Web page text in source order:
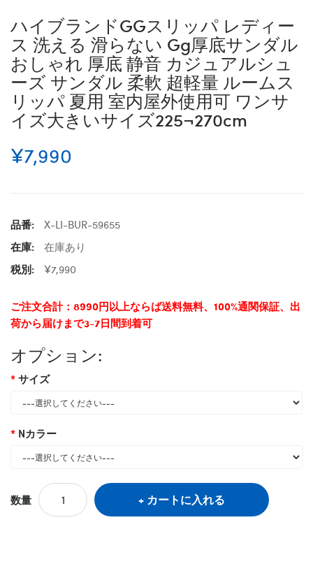
ハイブランドGGスリッパ レディー
ス 洗える 滑らない Gg厚底サンダル
おしゃれ 厚底 静音 カジュアルシュ
ーズ サンダル 柔軟 超軽量 ルームス
リッパ 夏用 室内屋外使用可 ワンサ
イズ大きいサイズ225¬270cm
¥7,990
品番:
X-LI-BUR-59655
在庫:
在庫あり
税別:
¥7,990
ご注文合計：8990円以上ならば送料無料、100%通関保証、出
荷から届けまで3-7日間到着可
オプション:
サイズ
Nカラー
数量 カートに入れる